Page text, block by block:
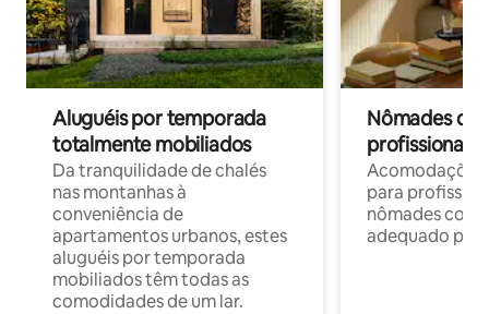
Aluguéis por temporada
totalmente mobiliados
Da tranquilidade de chalés
nas montanhas à
conveniência de
apartamentos urbanos, estes
aluguéis por temporada
mobiliados têm todas as
comodidades de um lar.
Nômades
profissionais
para
nômades com
adequado